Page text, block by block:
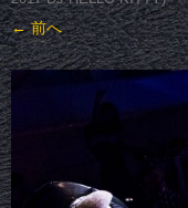
← 前へ